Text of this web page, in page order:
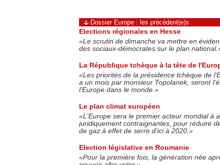
Dossier Europe : les précédent(e)s
Elections régionales en Hesse
«Le scrutin de dimanche va mettre en
des sociaux-démocrates sur le plan
La République tchèque à la tête de
«Les priorités de la présidence tchèque de
a un mois par monsieur Topolanek, seront
l'Europe dans le monde.»
Le plan climat européen
«L'Europe sera le premier acteur mondial à
juridiquement contraignantes, pour réduire
de gaz à effet de serre d'ici à 2020.»
Election législative en Roumanie
«Pour la première fois, la génération née